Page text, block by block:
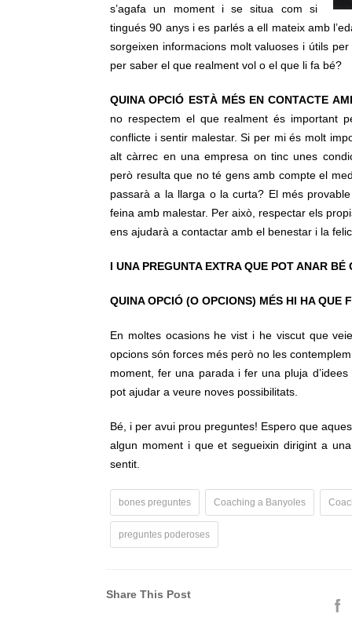
s’agafa un moment i se situa com si
tingués 90 anys i es parlés a ell mateix amb
sorgeixen informacions molt valuoses i útils
per saber el que realment vol o el que li fa bé?
QUINA OPCIÓ ESTÀ MÉS EN CONTACTE
no respectem el que realment és important
conflicte i sentir malestar. Si per mi és molt
alt càrrec en una empresa on tinc unes
però resulta que no té gens amb compte el
passarà a la llarga o la curta? El més
feina amb malestar. Per això, respectar els
ens ajudarà a contactar amb el benestar i la
I UNA PREGUNTA EXTRA QUE POT ANAR
QUINA OPCIÓ (O OPCIONS) MÉS HI HA QUE
En moltes ocasions he vist i he viscut que
opcions són forces més però no les
moment, fer una parada i fer una pluja
pot ajudar a veure noves possibilitats.
Bé, i per avui prou preguntes! Espero que
algun moment i que et segueixin dirigint a
sentit.
bones preguntes Coaching a Banyoles
preguntes poderoses
Share This Post